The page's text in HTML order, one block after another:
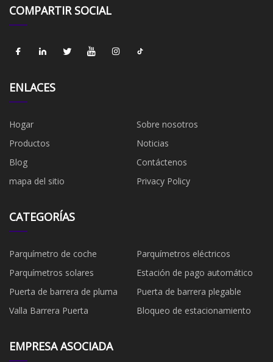
COMPARTIR SOCIAL
ENLACES
Hogar
Sobre nosotros
Productos
Noticias
Blog
Contáctenos
mapa del sitio
Privacy Policy
CATEGORÍAS
Parquímetro de coche
Parquímetros eléctricos
Parquímetros solares
Estación de pago automático
Puerta de barrera de pluma
Puerta de barrera plegable
Valla Barrera Puerta
Bloqueo de estacionamiento
EMPRESA ASOCIADA